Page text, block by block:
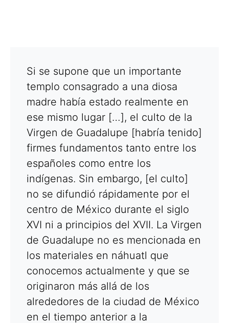
Si se supone que un importante
templo consagrado a una diosa
madre había estado realmente en
ese mismo lugar […], el culto de la
Virgen de Guadalupe [habría tenido]
firmes fundamentos tanto entre los
españoles como entre los
indígenas. Sin embargo, [el culto]
no se difundió rápidamente por el
centro de México durante el siglo
XVI ni a principios del XVII. La Virgen
de Guadalupe no es mencionada en
los materiales en náhuatl que
conocemos actualmente y que se
originaron más allá de los
alrededores de la ciudad de México
en el tiempo anterior a la